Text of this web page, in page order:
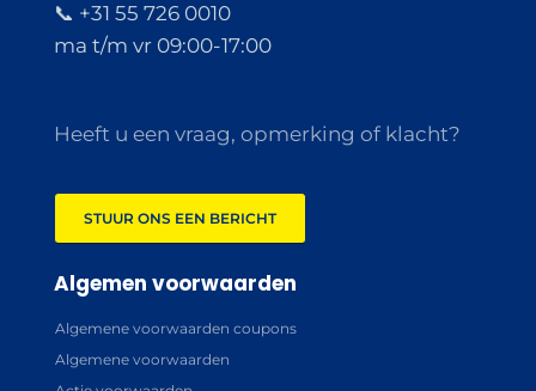
📞 +31 55 726 0010
ma t/m vr 09:00-17:00
Heeft u een vraag, opmerking of klacht?
STUUR ONS EEN BERICHT
Algemen voorwaarden
Algemene voorwaarden coupons
Algemene voorwaarden